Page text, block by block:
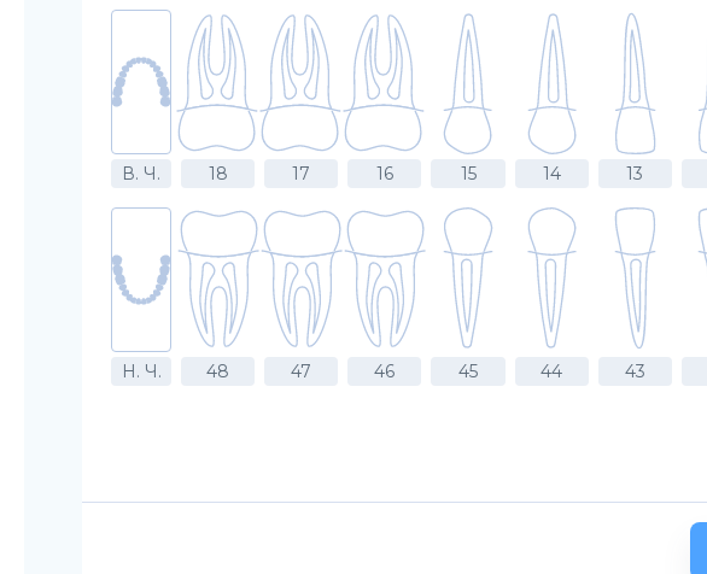
В. Ч. 18 17 16 15 14 13
Н. Ч. 48 47 46 45 44 43